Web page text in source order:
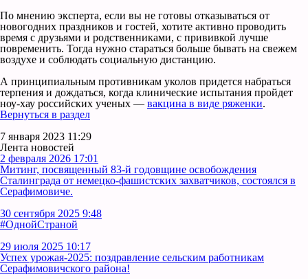
По мнению эксперта, если вы не готовы отказываться от
новогодних праздников и гостей, хотите активно проводить
время с друзьями и родственниками, с прививкой лучше
повременить. Тогда нужно стараться больше бывать на свежем
воздухе и соблюдать социальную дистанцию.
А принципиальным противникам уколов придется набраться
терпения и дождаться, когда клинические испытания пройдет
ноу-хау российских ученых — вакцина в виде ряженки.
Вернуться в раздел
7 января 2023 11:29
Лента новостей
2 февраля 2026 17:01
Митинг, посвященный 83-й годовщине освобождения
Сталинграда от немецко-фашистских захватчиков, состоялся в
Серафимовиче.
30 сентября 2025 9:48
#ОднойСтраной
29 июля 2025 10:17
Успех урожая-2025: поздравление сельским работникам
Серафимовичского района!